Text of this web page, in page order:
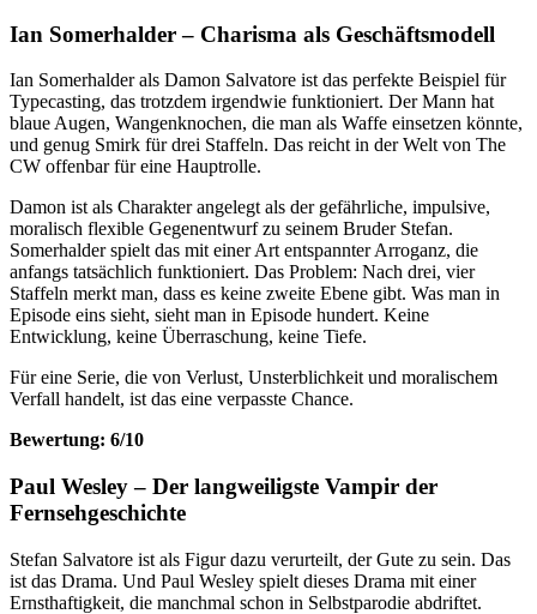
Ian Somerhalder – Charisma als Geschäftsmodell
Ian Somerhalder als Damon Salvatore ist das perfekte Beispiel für
Typecasting, das trotzdem irgendwie funktioniert. Der Mann hat
blaue Augen, Wangenknochen, die man als Waffe einsetzen könnte,
und genug Smirk für drei Staffeln. Das reicht in der Welt von The
CW offenbar für eine Hauptrolle.
Damon ist als Charakter angelegt als der gefährliche, impulsive,
moralisch flexible Gegenentwurf zu seinem Bruder Stefan.
Somerhalder spielt das mit einer Art entspannter Arroganz, die
anfangs tatsächlich funktioniert. Das Problem: Nach drei, vier
Staffeln merkt man, dass es keine zweite Ebene gibt. Was man in
Episode eins sieht, sieht man in Episode hundert. Keine
Entwicklung, keine Überraschung, keine Tiefe.
Für eine Serie, die von Verlust, Unsterblichkeit und moralischem
Verfall handelt, ist das eine verpasste Chance.
Bewertung: 6/10
Paul Wesley – Der langweiligste Vampir der
Fernsehgeschichte
Stefan Salvatore ist als Figur dazu verurteilt, der Gute zu sein. Das
ist das Drama. Und Paul Wesley spielt dieses Drama mit einer
Ernsthaftigkeit, die manchmal schon in Selbstparodie abdriftet.